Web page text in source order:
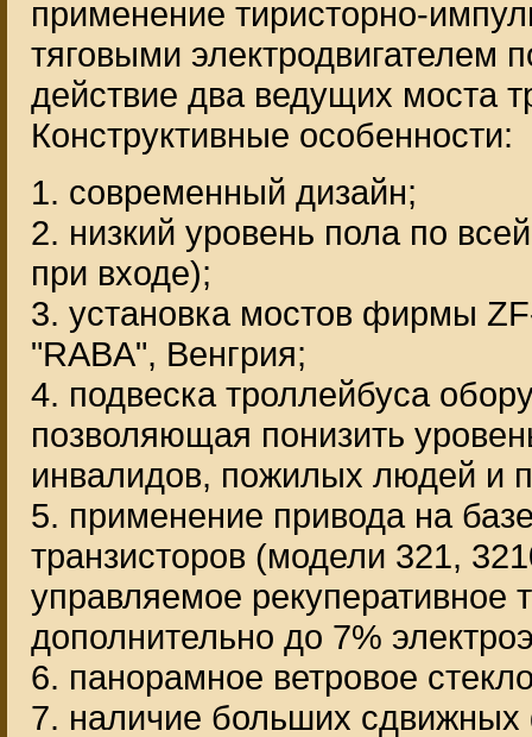
применение тиристорно-
тяговыми электродвигателем
действие два ведущих моста
Конструктивные особенности:
1. современный дизайн;
2. низкий уровень пола по
при входе);
3. установка мостов фирмы
"RABA", Венгрия;
4. подвеска троллейбуса
позволяющая понизить
инвалидов, пожилых людей и
5. применение привода на
транзисторов (модели 321,
управляемое рекуперативное
дополнительно до 7%
6. панорамное ветровое
7. наличие больших сдвижных